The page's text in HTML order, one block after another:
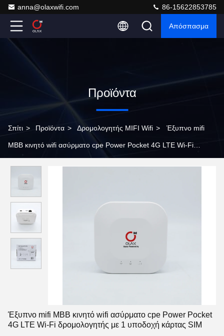
anna@olaxwifi.com 86-15622853785
Απόσπασμα
Προϊόντα
Σπίτι > Προϊόντα > Δρομολογητής MIFI Wifi > Έξυπνο mifi
MBB κινητό wifi ασύρματο cpe Power Pocket 4G LTE Wi-Fi
Έξυπνο mifi MBB κινητό wifi ασύρματο cpe Power Pocket
4G LTE Wi-Fi δρομολογητής με 1 υποδοχή κάρτας SIM